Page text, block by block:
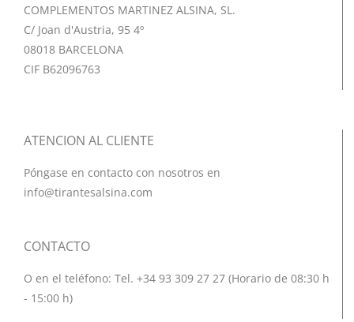
COMPLEMENTOS MARTINEZ ALSINA, SL.
C/ Joan d'Austria, 95 4º
08018 BARCELONA
CIF B62096763
ATENCION AL CLIENTE
Póngase en contacto con nosotros en
info@tirantesalsina.com
CONTACTO
O en el teléfono: Tel. +34 93 309 27 27 (Horario de 08:30 h
- 15:00 h)